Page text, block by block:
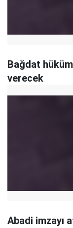
Bağdat
verecek
Abadi imzayı